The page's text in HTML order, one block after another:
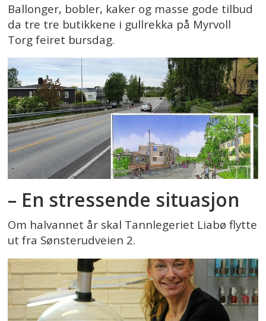
Ballonger, bobler, kaker og masse gode tilbud
da tre tre butikkene i gullrekka på Myrvoll
Torg feiret bursdag.
– En stressende situasjon
Om halvannet år skal Tannlegeriet Liabø flytte
ut fra Sønsterudveien 2.